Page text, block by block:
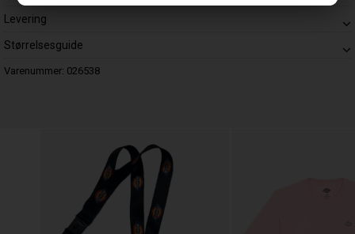
Levering
Størrelsesguide
Varenummer: 026538